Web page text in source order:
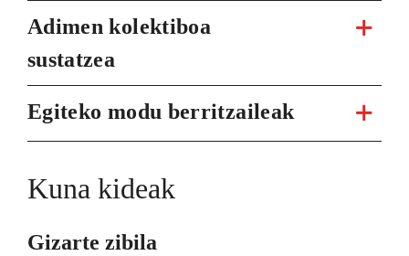
Adimen kolektiboa
sustatzea
Egiteko modu berritzaileak
Kuna kideak
Gizarte zibila